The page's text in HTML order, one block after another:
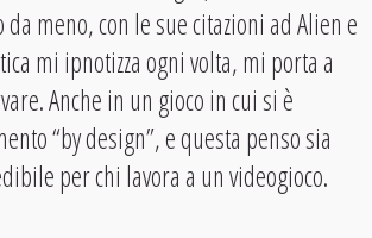
da meno, con le sue citazioni ad Alien e
mi ipnotizza ogni volta, mi porta a
Anche in un gioco in cui si è
“by design”, e questa penso sia
per chi lavora a un videogioco.